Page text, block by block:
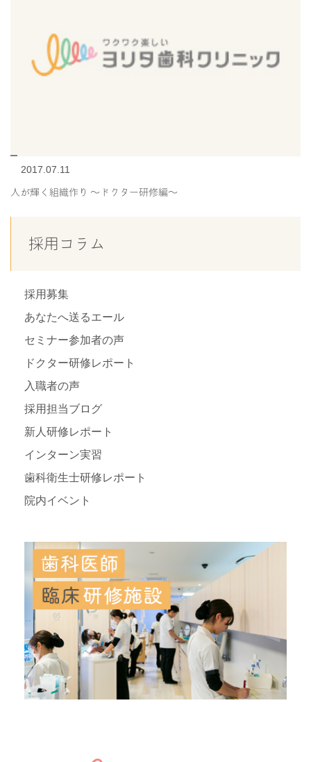
2017.07.11
人が輝く組織作り 〜ドクター研修編〜
採用コラム
採用募集
あなたへ送るエール
セミナー参加者の声
ドクター研修レポート
入職者の声
採用担当ブログ
新人研修レポート
インターン実習
歯科衛生士研修レポート
院内イベント